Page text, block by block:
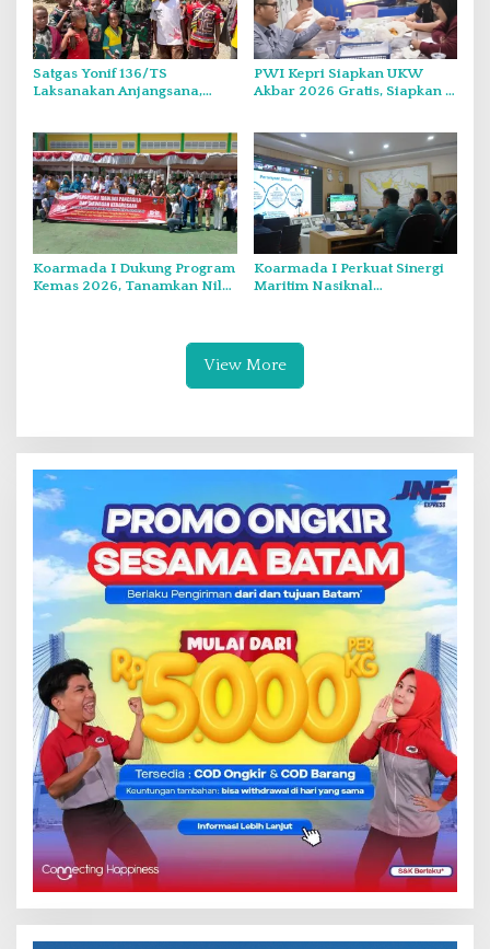
Satgas Yonif 136/TS
Laksanakan Anjangsana,
Masyarakat di Kampung
Wongdama
PWI Kepri Siapkan UKW
Akbar 2026 Gratis, Siapkan 6
Koarmada I Dukung Program
Kemas 2026, Tanamkan Nilai
Koarmada I Perkuat Sinergi
Maritim Nasiknal
View More